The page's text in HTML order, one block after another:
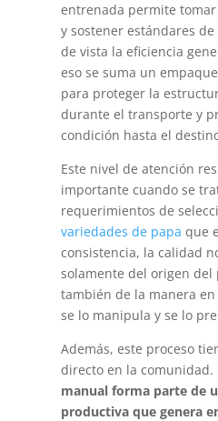
entrenada permite
y sostener estándares
de vista la eficiencia
eso se suma un
para proteger la
durante el transporte y
condición hasta el
Este nivel de atención
importante cuando se
requerimientos de
variedades de papa que
consistencia, la calidad
solamente del origen del
también de la manera
se lo manipula y se lo
Además, este proceso
directo en la comunidad.
manual forma parte de
productiva que genera